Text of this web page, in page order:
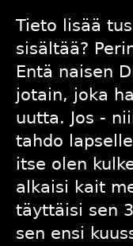
Tieto lisää
sisältää?
Entä naisen
jotain, joka
uutta. Jos -
tahdo
itse olen
alkaisi kait
täyttäisi sen
sen ensi